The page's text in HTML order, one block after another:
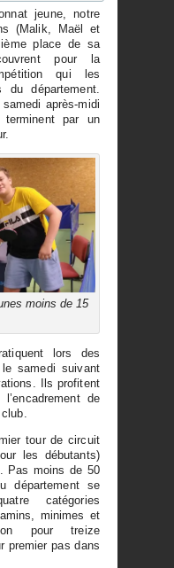
jeune, notre
(Malik, Maël et
place de sa
pour la
qui les
du département.
après-midi
par un
moins de 15
lors des
samedi suivant
Ils profitent
de
tour de circuit
les débutants)
Pas moins de 50
département se
catégories
minimes et
pour treize
premier pas dans